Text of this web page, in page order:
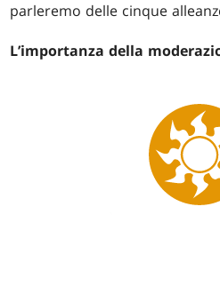
parleremo delle cinque
L’importanza della